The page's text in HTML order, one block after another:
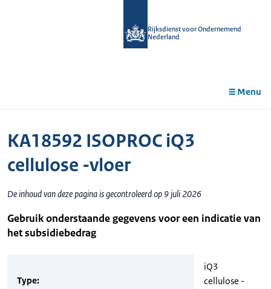
Rijksdienst voor Ondernemend
Nederland
Menu
KA18592 ISOPROC iQ3
cellulose -vloer
De inhoud van deze pagina is gecontroleerd op 9 juli 2026
Gebruik onderstaande gegevens voor een indicatie van
het subsidiebedrag
Type:
iQ3
cellulose -